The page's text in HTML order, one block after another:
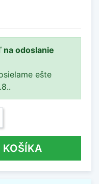
na odoslanie
ešte
KOŠÍKA